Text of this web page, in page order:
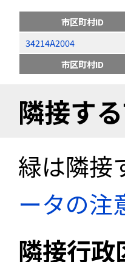
市区町村ID
34214A2004
市区町村ID
隣接す
緑は隣接
ータの注
隣接行政